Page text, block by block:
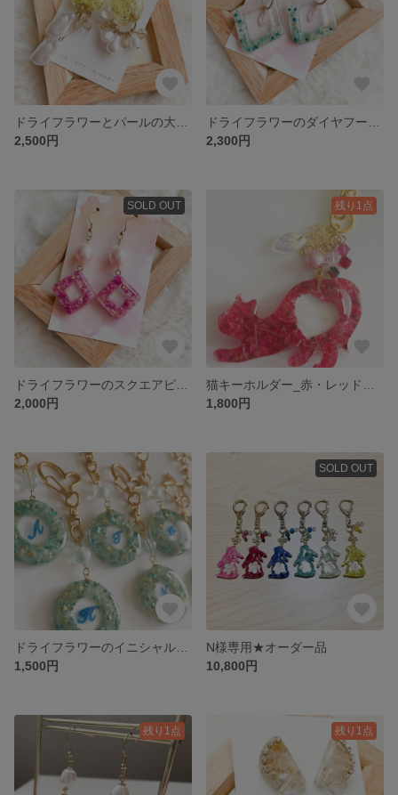
2,500円
2,300円
SOLD OUT
2,000円
残り1点
1,800円
1,500円
SOLD OUT
N様専用★オーダー品
10,800円
残り1点 残り1点